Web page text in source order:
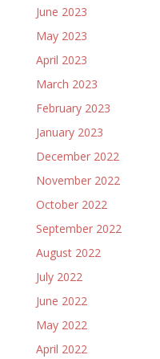
June 2023
May 2023
April 2023
March 2023
February 2023
January 2023
December 2022
November 2022
October 2022
September 2022
August 2022
July 2022
June 2022
May 2022
April 2022